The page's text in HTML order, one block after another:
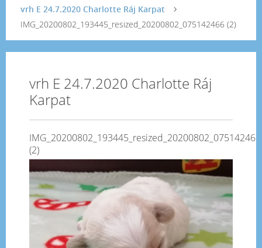
vrh E 24.7.2020 Charlotte Ráj Karpat
IMG_20200802_193445_resized_20200802_075142466 (2)
vrh E 24.7.2020 Charlotte Ráj
Karpat
IMG_20200802_193445_resized_20200802_075142466
(2)